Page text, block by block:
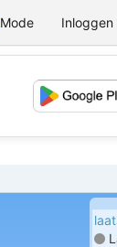
Mode Inloggen